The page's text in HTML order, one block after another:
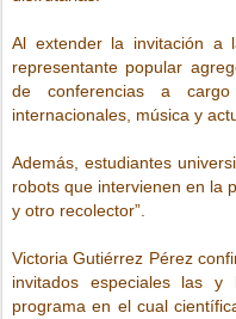
Al extender la invitación a
representante popular
de conferencias a
internacionales, música y
Además, estudiantes
robots que intervienen en la
y otro recolector”.
Victoria Gutiérrez Pérez
invitados especiales las y
programa en el cual